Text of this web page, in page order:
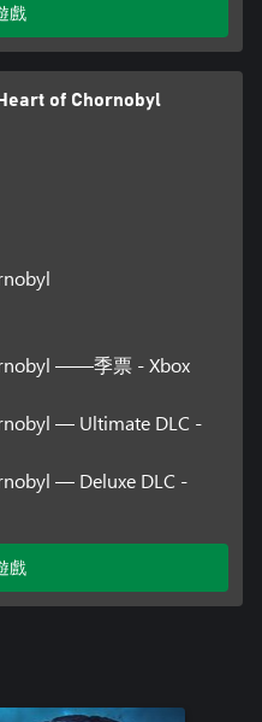
戲
of Chornobyl
——季票 - Xbox
— Ultimate DLC -
— Deluxe DLC -
戲